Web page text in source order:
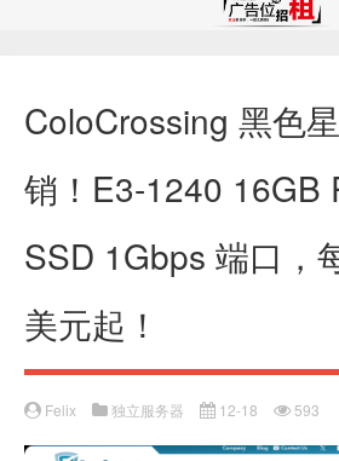
ColoCrossing 黑色
销！E3-1240 16GB
SSD 1Gbps 端口，
美元起！
Felix 独立服务器 12-18 593